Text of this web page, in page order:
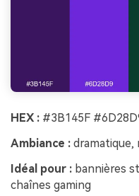
HEX : #3B145F
Ambiance :
Idéal pour : bannières
chaînes gaming